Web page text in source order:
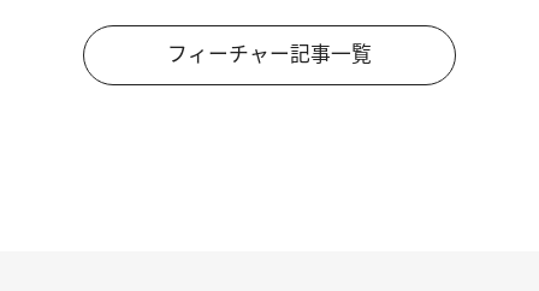
フィーチャー記事一覧